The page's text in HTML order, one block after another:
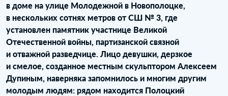
в доме на улице Молодежной в Новополоцке,
в нескольких сотнях метров от СШ № 3, где
установлен памятник участнице Великой
Отечественной войны, партизанской связной
и отважной разведчице. Лицо девушки, дерзкое
и смелое, созданное местным скульптором Алексеем
Дупиным, наверняка запомнилось и многим другим
молодым людям: рядом находится Полоцкий